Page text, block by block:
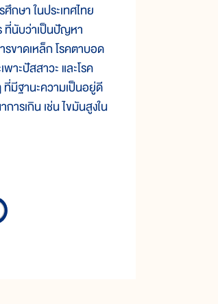
กษา ในประเทศไทย
ที่นับว่าเป็นปัญหา
ขาดเหล็ก โรคตาบอด
าะปัสสาวะ และโรค
ที่มีฐานะความเป็นอยู่ดี
ารเกิน เช่น ไขมันสูงใน